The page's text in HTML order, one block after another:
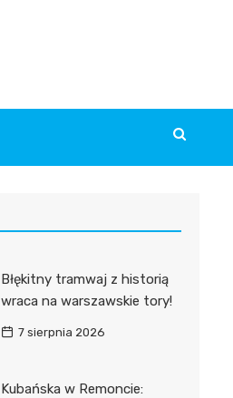
Błękitny tramwaj z historią
wraca na warszawskie tory!
7 sierpnia 2026
Kubańska w Remoncie: